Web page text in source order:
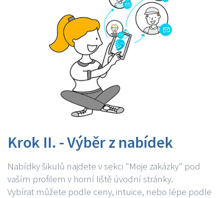
Krok II. - Výběr z nabídek
Nabídky šikulů najdete v sekci "Moje zakázky" pod
vaším profilem v horní liště úvodní stránky.
Vybírat můžete podle ceny, intuice, nebo lépe podle